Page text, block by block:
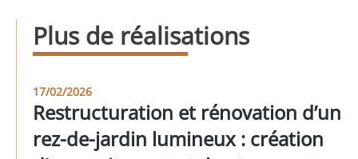
Plus de réalisations
17/02/2026
Restructuration et rénovation d’un
rez-de-jardin lumineux : création